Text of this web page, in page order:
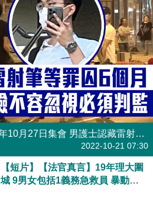
【短片】【法官真言】19年10月27日集會 男護士認藏雷射筆等罪囚6個月 黃雅茵斥:風險不容忽視必須判監!
2022-10-21 07:30
【短片】【法官真言】19年理大圍
城 9男女包括1義務急救員 暴動罪